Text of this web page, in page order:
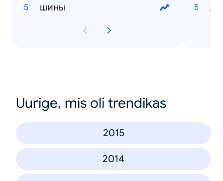
шины
Uurige, mis oli trendikas
2015
2014